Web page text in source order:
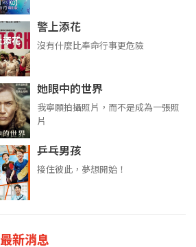
警上添花
沒有什麼比奉命行事更危險
她眼中的世界
我寧願拍攝照片，而不是成為一張照
片
乒乓男孩
接住彼此，夢想開始！
最新消息